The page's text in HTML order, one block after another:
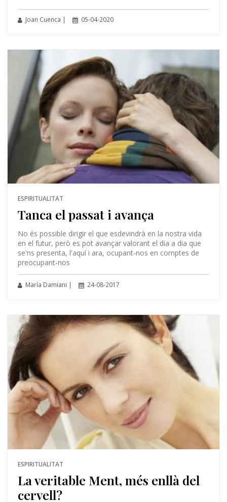
Joan Cuenca | 05-04-2020
ESPIRITUALITAT
Tanca el passat i avança
No és possible dirigir el que esdevindrà en la nostra vida
en el futur, però es pot avançar valorant el dia a dia que
se'ns presenta, l'aquí i ara, ocupant-nos en comptes de
preocupant-nos
María Damiani | 24-08-2017
ESPIRITUALITAT
La veritable Ment, més enllà del
cervell?